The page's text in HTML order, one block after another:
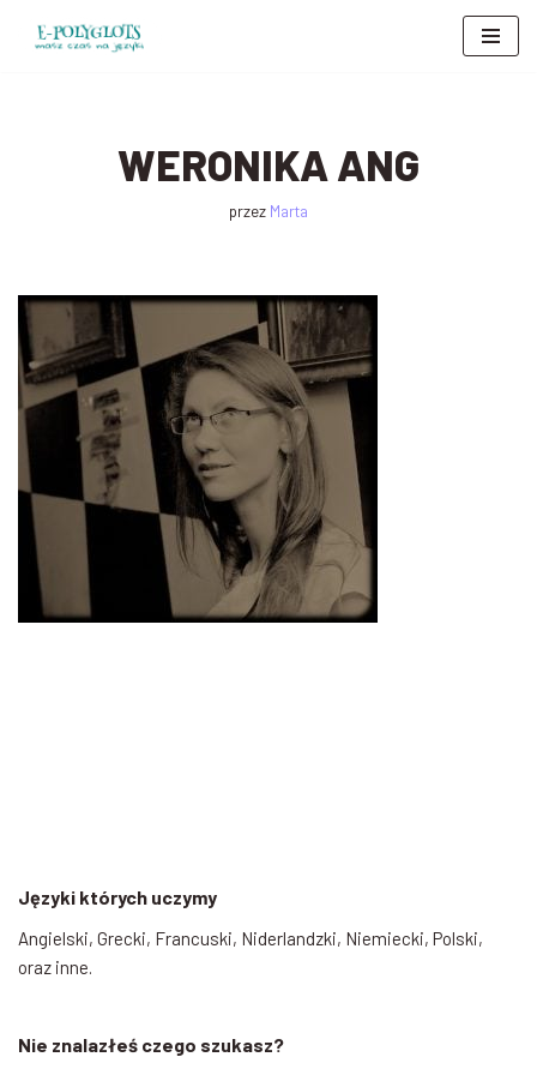
WERONIKA ANG
przez Marta
Języki których uczymy
Angielski, Grecki, Francuski, Niderlandzki, Niemiecki, Polski,
oraz inne.
Nie znalazłeś czego szukasz?